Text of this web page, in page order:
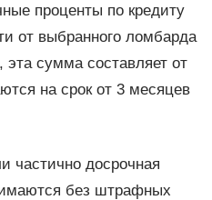
проценты по кредиту
от выбранного ломбарда
сумма составляет от
на срок от 3 месяцев
частично досрочная
без штрафных